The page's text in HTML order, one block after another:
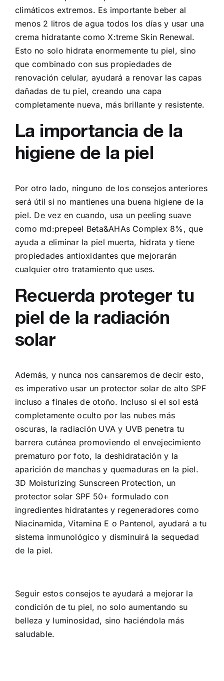
climáticos extremos. Es importante beber al
menos 2 litros de agua todos los días y usar una
crema hidratante como X:treme Skin Renewal.
Esto no solo hidrata enormemente tu piel, sino
que combinado con sus propiedades de
renovación celular, ayudará a renovar las capas
dañadas de tu piel, creando una capa
completamente nueva, más brillante y resistente.
La importancia de la
higiene de la piel
Por otro lado, ninguno de los consejos anteriores
será útil si no mantienes una buena higiene de la
piel. De vez en cuando, usa un peeling suave
como md:prepeel Beta&AHAs Complex 8%, que
ayuda a eliminar la piel muerta, hidrata y tiene
propiedades antioxidantes que mejorarán
cualquier otro tratamiento que uses.
Recuerda proteger tu
piel de la radiación
solar
Además, y nunca nos cansaremos de decir esto,
es imperativo usar un protector solar de alto SPF
incluso a finales de otoño. Incluso si el sol está
completamente oculto por las nubes más
oscuras, la radiación UVA y UVB penetra tu
barrera cutánea promoviendo el envejecimiento
prematuro por foto, la deshidratación y la
aparición de manchas y quemaduras en la piel.
3D Moisturizing Sunscreen Protection, un
protector solar SPF 50+ formulado con
ingredientes hidratantes y regeneradores como
Niacinamida, Vitamina E o Pantenol, ayudará a tu
sistema inmunológico y disminuirá la sequedad
de la piel.
Seguir estos consejos te ayudará a mejorar la
condición de tu piel, no solo aumentando su
belleza y luminosidad, sino haciéndola más
saludable.